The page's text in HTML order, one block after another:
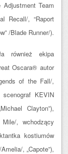
Adjustment Team
Recall/, “Raport
/Blade Runner/).
również ekipa
Oscara® autor
of the Fall/,
scenograf KEVIN
Clayton”),
, wchodzący
kostiumów
, „Capote”),